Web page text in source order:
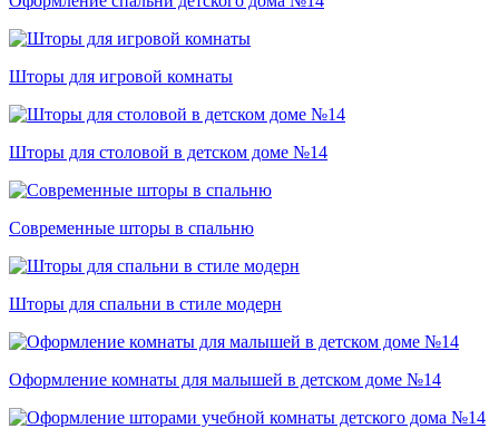
Шторы для игровой комнаты
Шторы для столовой в детском доме №14
Современные шторы в спальню
Шторы для спальни в стиле модерн
Оформление комнаты для малышей в детском доме №14